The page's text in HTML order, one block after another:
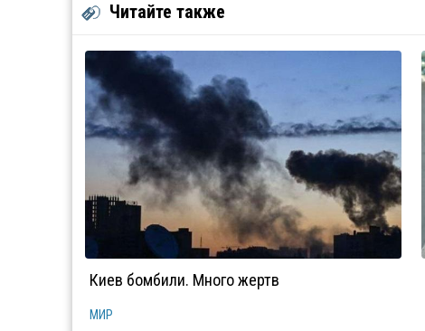
Читайте также
Киев бомбили. Много жертв
МИР